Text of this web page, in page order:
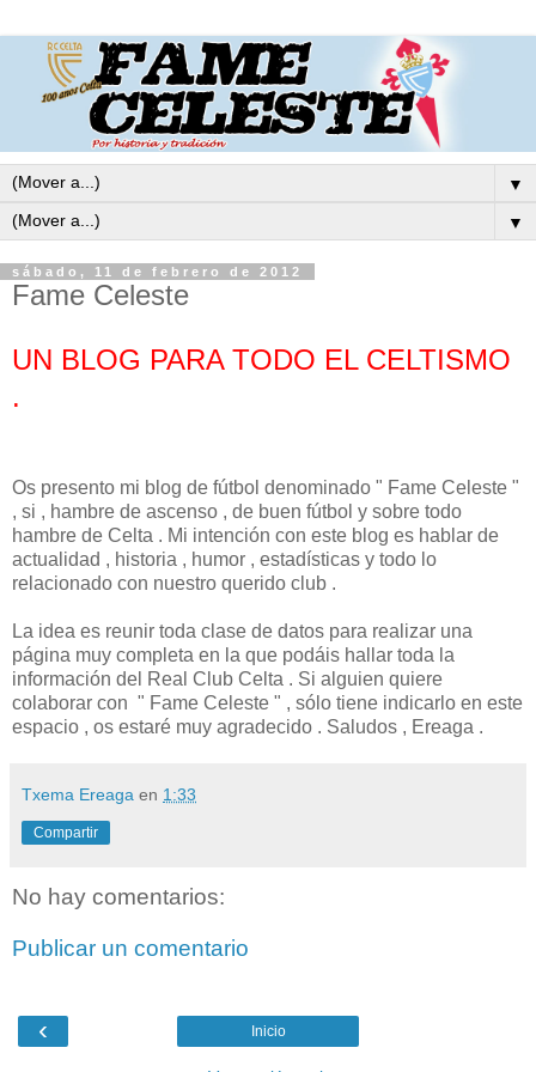
▼
▼
sábado, 11 de febrero de 2012
Fame Celeste
UN BLOG PARA TODO EL CELTISMO
.
Os presento mi blog de fútbol denominado " Fame Celeste "
, si , hambre de ascenso , de buen fútbol y sobre todo
hambre de Celta . Mi intención con este blog es hablar de
actualidad , historia , humor , estadísticas y todo lo
relacionado con nuestro querido club .
La idea es reunir toda clase de datos para realizar una
página muy completa en la que podáis hallar toda la
información del Real Club Celta . Si alguien quiere
colaborar con " Fame Celeste " , sólo tiene indicarlo en este
espacio , os estaré muy agradecido . Saludos , Ereaga .
Txema Ereaga en 1:33
Compartir
No hay comentarios:
Publicar un comentario
‹ Inicio